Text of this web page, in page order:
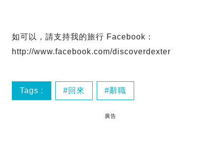
如可以，請支持我的旅行 Facebook：
http://www.facebook.com/discoverdexter
Tags : 回來 辭職
廣告